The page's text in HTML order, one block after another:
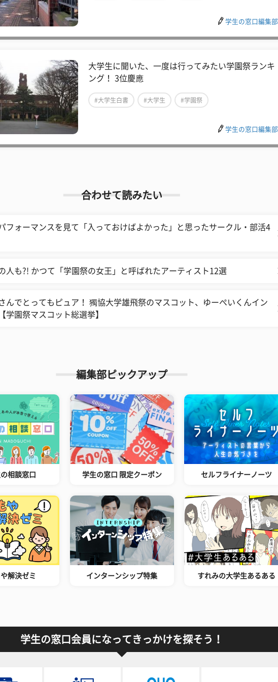
学生の窓口編集部
大学生に聞いた、一度は行ってみたい学園祭ランキ
ング！ 3位慶應
#大学生白書 #大学生 #学園祭
学生の窓口編集部
合わせて読みたい
フォーマンスを見て「入っておけばよかった」と思ったサークル・部活4
人も?! かつて「学園祭の女王」と呼ばれたアーティスト12選
んでとってもピュア！ 獨協大学雄飛祭のマスコット、ゆーぺいくんイン
学園祭マスコット総選挙】
編集部ピックアップ
相談窓口 学生の窓口 限定クーポン セルフライナーノーツ
解決ゼミ インターンシップ特集 すれみの大学生あるある
学生の窓口会員になってきっかけを探そう！